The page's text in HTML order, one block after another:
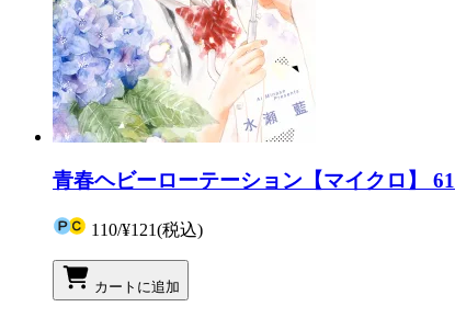
青春ヘビーローテーション【マイクロ】 61
110/¥121(税込)
カートに追加